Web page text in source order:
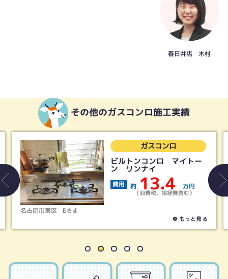
春日井店 木村
その他のガスコンロ施工実績
古屋市東区 Eさま
ガスコンロ
ビルトンコンロ マイトー
ン リンナイ
費用 13.4 万円
（消費税、諸経費含む）
もっと見る